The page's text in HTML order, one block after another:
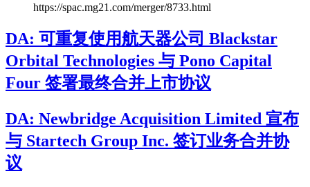
https://spac.mg21.com/merger/8733.html
DA: 可重复使用航天器公司 Blackstar
Orbital Technologies 与 Pono Capital
Four 签署最终合并上市协议
DA: Newbridge Acquisition Limited 宣布
与 Startech Group Inc. 签订业务合并协
议